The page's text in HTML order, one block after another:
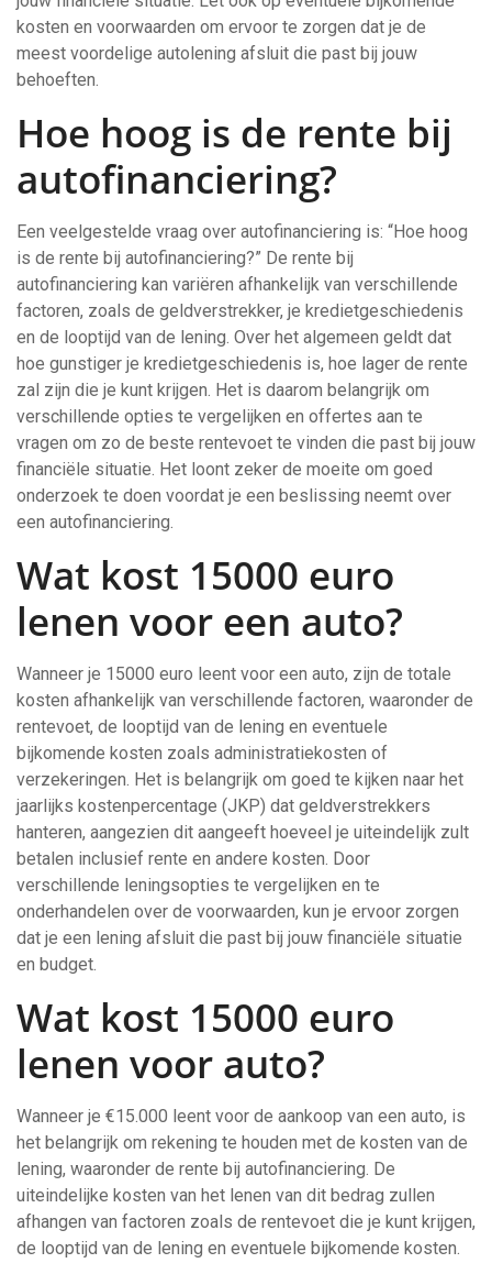
kosten en voorwaarden om ervoor te zorgen dat je de
meest voordelige autolening afsluit die past bij jouw
behoeften.
Hoe hoog is de rente bij
autofinanciering?
Een veelgestelde vraag over autofinanciering is: “Hoe hoog
is de rente bij autofinanciering?” De rente bij
autofinanciering kan variëren afhankelijk van verschillende
factoren, zoals de geldverstrekker, je kredietgeschiedenis
en de looptijd van de lening. Over het algemeen geldt dat
hoe gunstiger je kredietgeschiedenis is, hoe lager de rente
zal zijn die je kunt krijgen. Het is daarom belangrijk om
verschillende opties te vergelijken en offertes aan te
vragen om zo de beste rentevoet te vinden die past bij jouw
financiële situatie. Het loont zeker de moeite om goed
onderzoek te doen voordat je een beslissing neemt over
een autofinanciering.
Wat kost 15000 euro
lenen voor een auto?
Wanneer je 15000 euro leent voor een auto, zijn de totale
kosten afhankelijk van verschillende factoren, waaronder de
rentevoet, de looptijd van de lening en eventuele
bijkomende kosten zoals administratiekosten of
verzekeringen. Het is belangrijk om goed te kijken naar het
jaarlijks kostenpercentage (JKP) dat geldverstrekkers
hanteren, aangezien dit aangeeft hoeveel je uiteindelijk zult
betalen inclusief rente en andere kosten. Door
verschillende leningsopties te vergelijken en te
onderhandelen over de voorwaarden, kun je ervoor zorgen
dat je een lening afsluit die past bij jouw financiële situatie
en budget.
Wat kost 15000 euro
lenen voor auto?
Wanneer je €15.000 leent voor de aankoop van een auto, is
het belangrijk om rekening te houden met de kosten van de
lening, waaronder de rente bij autofinanciering. De
uiteindelijke kosten van het lenen van dit bedrag zullen
afhangen van factoren zoals de rentevoet die je kunt krijgen,
de looptijd van de lening en eventuele bijkomende kosten.